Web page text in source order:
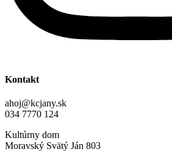
Kontakt
ahoj@kcjany.sk
034 7770 124
Kultúrny dom
Moravský Svätý Ján 803